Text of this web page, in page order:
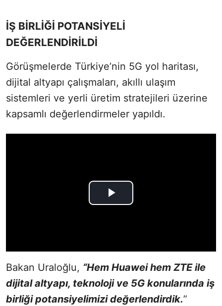
İŞ BİRLİĞİ POTANSİYELİ
DEĞERLENDİRİLDİ
Görüşmelerde Türkiye’nin 5G yol haritası,
dijital altyapı çalışmaları, akıllı ulaşım
sistemleri ve yerli üretim stratejileri üzerine
kapsamlı değerlendirmeler yapıldı.
Bakan Uraloğlu, “Hem Huawei hem ZTE ile
dijital altyapı, teknoloji ve 5G konularında iş
birliği potansiyelimizi değerlendirdik.”